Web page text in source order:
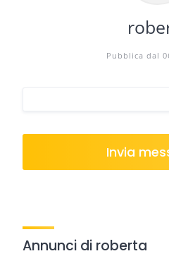
Pubblica dal
Invia
Annunci di roberta